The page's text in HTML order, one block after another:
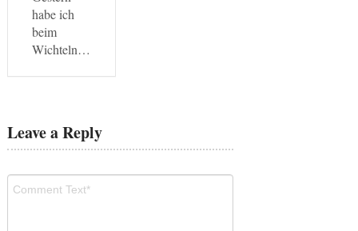
habe ich
beim
Wichteln…
Leave a Reply